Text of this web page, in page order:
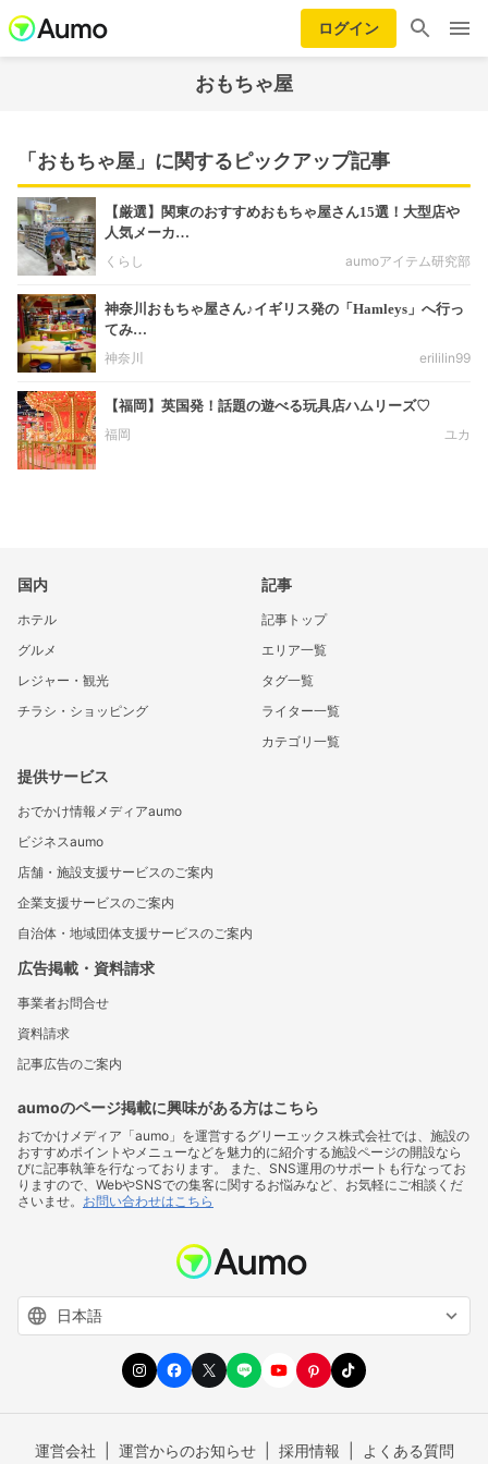
ログイン
おもちゃ屋
「おもちゃ屋」に関するピックアップ記事
【厳選】関東のおすすめおもちゃ屋さん15選！大型店や
人気メーカ…
くらし
aumoアイテム研究部
神奈川おもちゃ屋さん♪イギリス発の「Hamleys」へ行っ
てみ…
神奈川
erililin99
【福岡】英国発！話題の遊べる玩具店ハムリーズ♡
福岡
ユカ
国内
ホテル
グルメ
レジャー・観光
チラシ・ショッピング
記事
記事トップ
エリア一覧
タグ一覧
ライター一覧
カテゴリ一覧
提供サービス
おでかけ情報メディアaumo
ビジネスaumo
店舗・施設支援サービスのご案内
企業支援サービスのご案内
自治体・地域団体支援サービスのご案内
広告掲載・資料請求
事業者お問合せ
資料請求
記事広告のご案内
aumoのページ掲載に興味がある方はこちら
おでかけメディア「aumo」を運営するグリーエックス株式会社では、施設の
おすすめポイントやメニューなどを魅力的に紹介する施設ページの開設なら
びに記事執筆を行なっております。 また、SNS運用のサポートも行なってお
りますので、WebやSNSでの集客に関するお悩みなど、お気軽にご相談くだ
さいませ。 お問い合わせはこちら
運営会社 運営からのお知らせ 採用情報 よくある質問